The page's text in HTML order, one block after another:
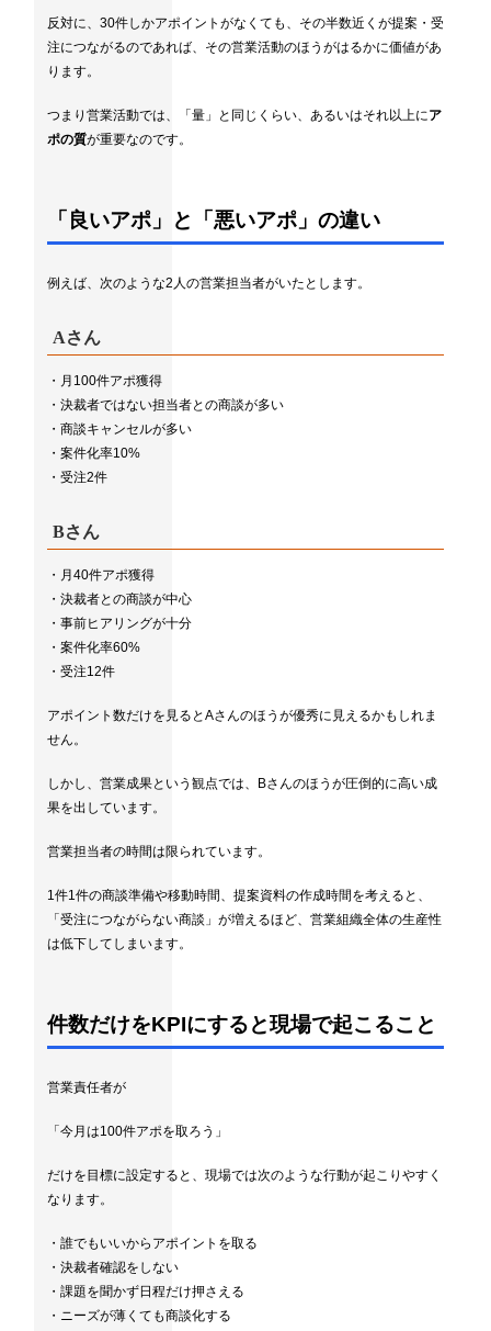
反対に、30件しかアポイントがなくても、その半数近くが提案・受
注につながるのであれば、その営業活動のほうがはるかに価値があ
ります。
つまり営業活動では、「量」と同じくらい、あるいはそれ以上にア
ポの質が重要なのです。
「良いアポ」と「悪いアポ」の違い
例えば、次のような2人の営業担当者がいたとします。
Aさん
・月100件アポ獲得
・決裁者ではない担当者との商談が多い
・商談キャンセルが多い
・案件化率10%
・受注2件
Bさん
・月40件アポ獲得
・決裁者との商談が中心
・事前ヒアリングが十分
・案件化率60%
・受注12件
アポイント数だけを見るとAさんのほうが優秀に見えるかもしれま
せん。
しかし、営業成果という観点では、Bさんのほうが圧倒的に高い成
果を出しています。
営業担当者の時間は限られています。
1件1件の商談準備や移動時間、提案資料の作成時間を考えると、
「受注につながらない商談」が増えるほど、営業組織全体の生産性
は低下してしまいます。
件数だけをKPIにすると現場で起こること
営業責任者が
「今月は100件アポを取ろう」
だけを目標に設定すると、現場では次のような行動が起こりやすく
なります。
・誰でもいいからアポイントを取る
・決裁者確認をしない
・課題を聞かず日程だけ押さえる
・ニーズが薄くても商談化する